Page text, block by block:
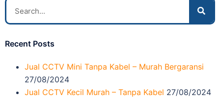
Recent Posts
Jual CCTV Mini Tanpa Kabel – Murah Bergaransi
27/08/2024
Jual CCTV Kecil Murah – Tanpa Kabel 27/08/2024